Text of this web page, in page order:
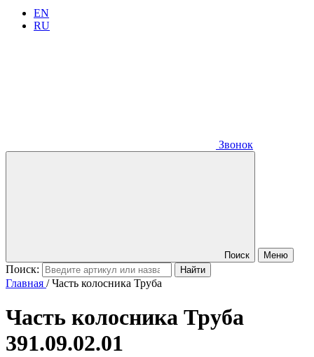
EN
RU
Звонок
Поиск Меню
Поиск:
Главная /Часть колосника Труба
Часть колосника Труба
391.09.02.01